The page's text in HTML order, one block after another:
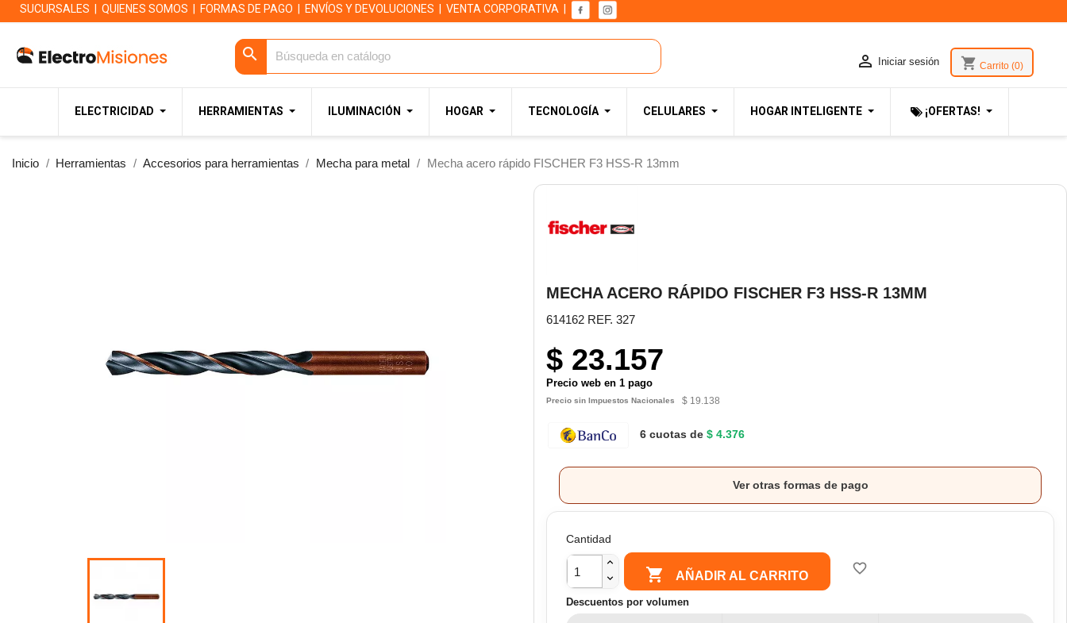
SUCURSALES QUIENES SOMOS FORMAS DE PAGO ENVÍOS Y DEVOLUCIONES VENTA CORPORATIVA
 Iniciar sesión shopping_cart Carrito (0)
search
ELECTRICIDAD HERRAMIENTAS ILUMINACIÓN HOGAR TECNOLOGÍA CELULARES HOGAR INTELIGENTE ¡OFERTAS!
Inicio Herramientas Accesorios para herramientas Mecha para metal Mecha acero rápido FISCHER F3 HSS-R 13mm
MECHA ACERO RÁPIDO FISCHER F3 HSS-R 13MM
614162 REF. 327
$ 23.157
Precio web en 1 pago
Precio sin Impuestos Nacionales $ 19.138
6 cuotas de $ 4.376
Ver otras formas de pago
Cantidad
 AÑADIR AL CARRITO favorite_border
Descuentos por volumen